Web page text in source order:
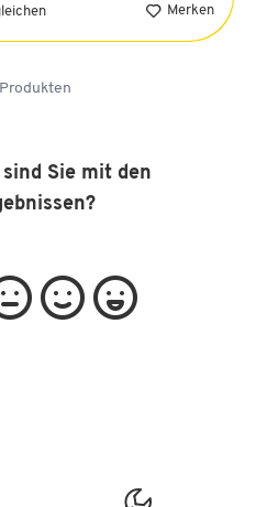
Merken
Produkten
Sie mit den